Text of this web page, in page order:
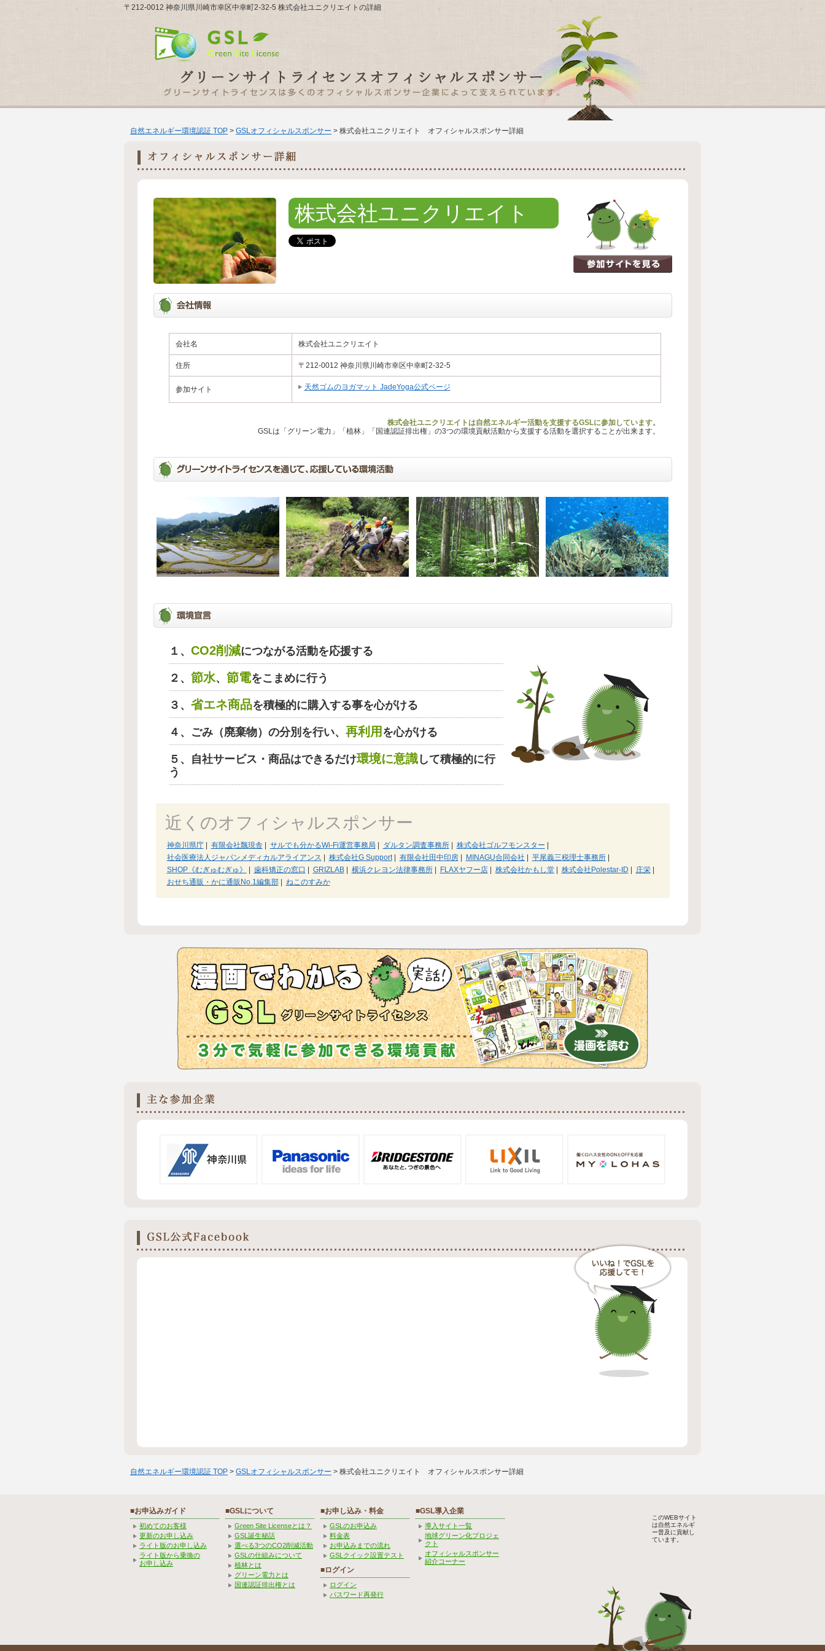
〒212-0012 神奈川県川崎市幸区中幸町2-32-5 株式会社ユニクリエイトの詳細
自然エネルギー環境認証 TOP > GSLオフィシャルスポンサー > 株式会社ユニクリエイト オフィシャルスポンサー詳細
株式会社ユニクリエイト
会社名 株式会社ユニクリエイト
住所 〒212-0012 神奈川県川崎市幸区中幸町2-32-5
参加サイト 天然ゴムのヨガマット JadeYoga公式ページ
株式会社ユニクリエイトは自然エネルギー活動を支援するGSLに参加しています。
GSLは「グリーン電力」「植林」「国連認証排出権」の3つの環境貢献活動から支援する活動を選択することが出来ます。
１、 CO2削減につながる活動を応援する
２、 節水、 節電をこまめに行う
３、 省エネ商品を積極的に購入する事を心がける
４、ごみ（廃棄物）の分別を行い、 再利用 を心がける
５、自社サービス・商品はできるだけ環境に意識して積極的に行
う
近くのオフィシャルスポンサー
神奈川県庁| 有限会社飄現舎| サルでも分かるWi-Fi運営事務局 ダルタン調査事務所| 株式会社ゴルフモンスター
社会医療法人ジャパンメディカルアライアンス
株式会社G Support| 有限会社田中印房| MINAGU合同会社 平尾義三税理士事務所|
SHOP《むぎゅむぎゅ》
歯科矯正の窓口 GRIZLAB| 横浜クレヨン法律事務所| FLAXヤフー店| 株式会社かもし堂| 株式会社Polestar-ID 庄栄|
おせち通販・かに通販No.1編集部| ねこのすみか
自然エネルギー環境認証 TOP > GSLオフィシャルスポンサー > 株式会社ユニクリエイト オフィシャルスポンサー詳細
■お申込みガイド
初めてのお客様
更新のお申し込み
ライト版のお申し込み
ライト版から乗換の
お申し込み
■GSLについて
Green Site Licenseとは？
GSL誕生秘話
選べる3つのCO2削減活動
GSLの仕組みについて
植林とは
グリーン電力とは
国連認証排出権とは
■お申し込み・料金
GSLのお申込み
料金表
お申込みまでの流れ
GSLクイック設置テスト
■ログイン
ログイン
パスワード再発行
■GSL導入企業
導入サイト一覧
地球グリーン化プロジェ
クト
オフィシャルスポンサー
紹介コーナー
このWEBサイト
は自然エネルギ
ー普及に貢献し
ています。